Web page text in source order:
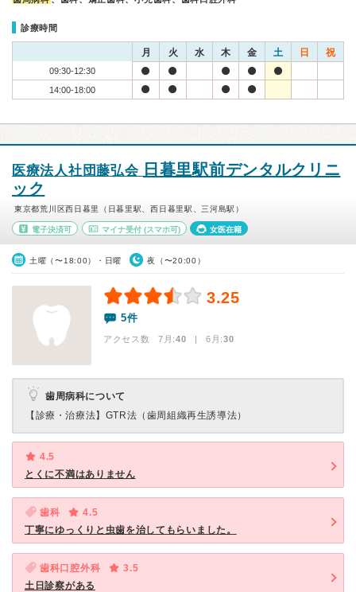
診療時間
月 火 水 木 金 土 日 祝
09:30-12:30
14:00-18:00
医療法人社団藤弘会 日暮里駅前デンタルクリニ
ック
東京都荒川区西日暮里（日暮里駅、西日暮里駅、三河島駅）
電子決済可 マイナ受付(スマホ可) 女医在籍
土曜（〜18:00）・日曜 夜（〜20:00）
3.25
5件
アクセス数 7月:40 | 6月:30
歯周病科について
【診療・治療法】 GTR法（歯周組織再生誘導法）
4.5
とくに不満はありません
歯科
4.5
丁寧にゆっくりと虫歯を治してもらいました。
歯科口腔外科
3.5
土日診察がある